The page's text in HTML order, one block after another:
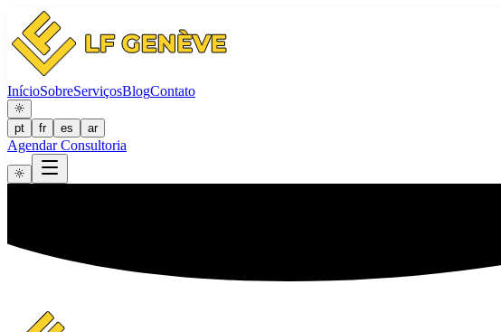
InícioSobreServiçosBlogContato
pt fr es ar
Agendar Consultoria